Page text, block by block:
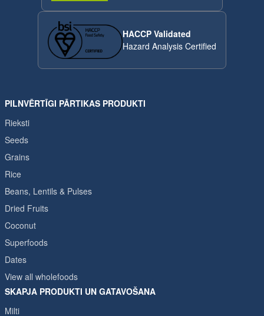
HACCP Validated
Hazard Analysis Certified
PILNVĒRTĪGI PĀRTIKAS PRODUKTI
Rieksti
Seeds
Grains
Rice
Beans, Lentils & Pulses
Dried Fruits
Coconut
Superfoods
Dates
View all wholefoods
SKAPJA PRODUKTI UN GATAVOŠANA
Milti